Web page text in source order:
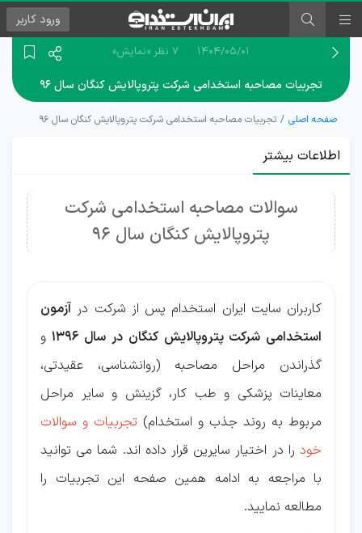
ورود کاربر
۱۴۰۴/۰۵/۰۱ 7 نظر «نمایش»
تجربیات مصاحبه استخدامی شرکت پتروپالایش کنگان سال ۹۶
صفحه اصلی تجربیات مصاحبه استخدامی شرکت پتروپالایش کنگان سال ۹۶
اطلاعات بیشتر
سوالات مصاحبه استخدامی شرکت
پتروپالایش کنگان سال 96
کاربران سایت ایران استخدام پس از شرکت در آزمون
استخدامی شرکت پتروپالایش کنگان در سال 1396
و
گذراندن مراحل مصاحبه (روانشناسی، عقیدتی،
معاینات پزشکی و طب کار، گزینش و سایر مراحل
مربوط به روند جذب و استخدام) تجربیات و سوالات
خود را در اختیار سایرین قرار داده اند. شما می توانید
با مراجعه به ادامه همین صفحه این تجربیات را
مطالعه نمایید.